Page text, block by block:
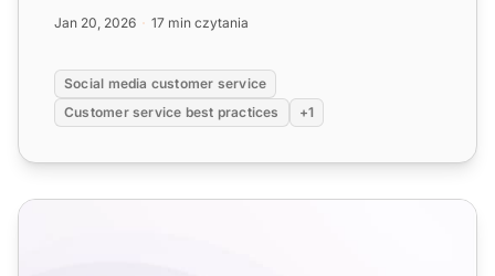
Jan 20, 2026 17 min czytania
Social media customer service
Customer service best practices
+1
Funkcje pomocy technicznej w mediach społecznych